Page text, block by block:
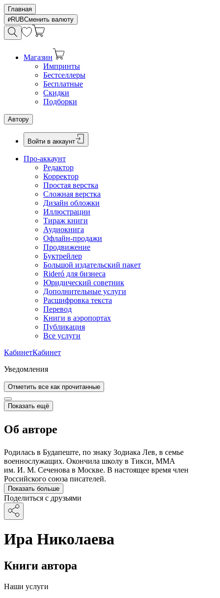
Главная
RUBСменить валюту
Магазин
Импринты
Бестселлеры
Бесплатные
Скидки
Подборки
Автору
Войти в аккаунт
Про-аккаунт
Редактор
Корректор
Простая верстка
Сложная верстка
Дизайн обложки
Иллюстрации
Тираж книги
Аудиокнига
Офлайн-продажи
Продвижение
Буктрейлер
Большой издательский пакет
Rideró для бизнеса
Юридический советник
Дополнительные услуги
Расшифровка текста
Перевод
Книги в аэропортах
Публикация
Все услуги
КабинетКабинет
Уведомления
Отметить все как прочитанные
Показать ещё
Об авторе
Родилась в Будапеште, по знаку Зодиака Лев, в семье
военнослужащих. Окончила школу в Тикси, ММА
им. И. М. Сеченова в Москве. В настоящее время член
Российского союза писателей.
Показать больше
Поделиться с друзьями
Ира Николаева
Книги автора
Наши услуги